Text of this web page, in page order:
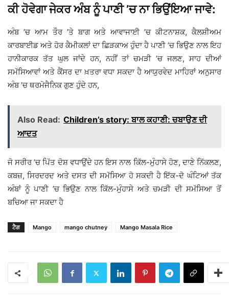
ਕੀ ਹੋਵੇਗਾ ਜੇਕਰ ਅੰਬ ਨੂੰ ਪਾਣੀ ’ਚ ਨਾ ਭਿਉਂਇਆ ਜਾਵੇ:
ਅੰਬ ’ਚ ਆਮ ਤੌਰ ’ਤੇ ਬਾਗ ਅਤੇ ਆਵਾਜਾਈ ’ਚ ਕੀਟਨਾਸ਼ਕ, ਕੈਲਸ਼ੀਅਮ
ਕਾਰਬਾਈਡ ਅਤੇ ਹੋਰ ਕੈਮੀਕਲਾਂ ਦਾ ਛਿੜਕਾਅ ਹੁੰਦਾ ਹੈ ਪਾਣੀ ’ਚ ਭਿਉਣ ਨਾਲ ਇਹ
ਹਾਨੀਕਾਰਕ ਤੱਤ ਘੁਲ ਜਾਂਦੇ ਹਨ, ਨਹੀਂ ਤਾਂ ਚਮੜੀ ’ਚ ਜਲਣ, ਸਾਹ ਦੀਆਂ
ਸਮੱਸਿਆਵਾਂ ਅਤੇ ਕੈਂਸਰ ਦਾ ਖ਼ਤਰਾ ਵਧਾ ਸਕਦਾ ਹੈ ਆਯੁਰਵੇਦ ਮਾਹਿਰਾਂ ਅਨੁਸਾਰ
ਅੰਬ ’ਚ ਥਰਮੋਜੈਨਿਕ ਗੁਣ ਹੁੰਦੇ ਹਨ,
Also Read: Children’s story: ਬਾਲ ਕਹਾਣੀ: ਚਬਾਉਣ ਦੀ
ਆਦਤ
ਜੋ ਸਰੀਰ ’ਚ ਪਿੱਤ ਦੋਸ਼ ਵਧਾਉਂਦੇ ਹਨ ਇਸ ਨਾਲ ਕਿੱਲ-ਮੁੰਹਾਸੇ ਹੋਣ, ਦਾਣੇ ਨਿੱਕਲਣ,
ਕਬਜ਼, ਸਿਰਦਰਦ ਅਤੇ ਦਸਤ ਦੀ ਸਮੱਸਿਆ ਹੋ ਸਕਦੀ ਹੈ ਇੱਕ-ਦੋ ਘੰਟਿਆਂ ਤੱਕ
ਅੰਬਾਂ ਨੂੰ ਪਾਣੀ ’ਚ ਭਿਉਣ ਨਾਲ ਕਿੱਲ-ਮੁੰਹਾਸੇ ਅਤੇ ਚਮੜੀ ਦੀ ਸਮੱਸਿਆ ਤੋਂ
ਬਚਿਆ ਜਾ ਸਕਦਾ ਹੈ
ਟੈਗ Mango mango chutney Mango Masala Rice